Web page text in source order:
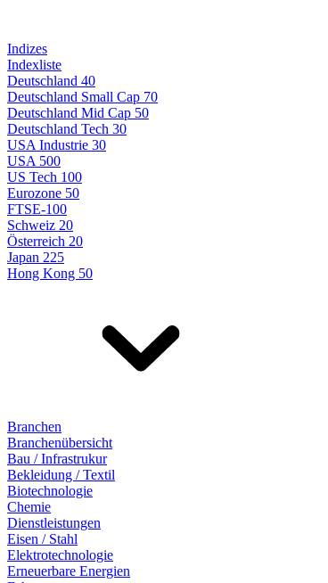
Indizes
Indexliste
Deutschland 40
Deutschland Small Cap 70
Deutschland Mid Cap 50
Deutschland Tech 30
USA Industrie 30
USA 500
US Tech 100
Eurozone 50
FTSE-100
Schweiz 20
Österreich 20
Japan 225
Hong Kong 50
Branchen
Branchenübersicht
Bau / Infrastrukur
Bekleidung / Textil
Biotechnologie
Chemie
Dienstleistungen
Eisen / Stahl
Elektrotechnologie
Erneuerbare Energien